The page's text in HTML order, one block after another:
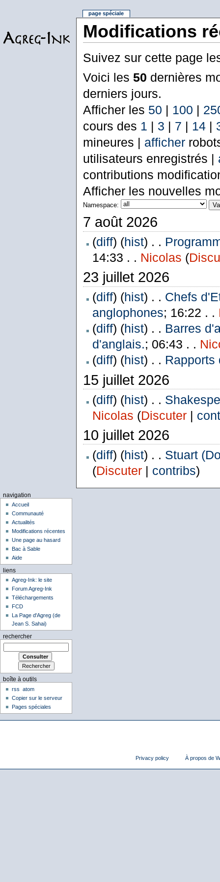
Modifications
Suivez sur cette page
Voici les 50 dernières
derniers jours.
Afficher les 50 | 100 |
cours des 1 | 3 | 7 | 14|
mineures | afficher
utilisateurs enregistrés |
contributions
Afficher les nouvelles
Namespace:
7 août 2026
(diff) (hist) . .
14:33 . . Nicolas (
23 juillet 2026
(diff) (hist) . . Chefs
anglophones; 16:22 . .
(diff) (hist) . . Barres
d'anglais.; 06:43 . .
(diff) (hist) . . Rapports
15 juillet 2026
(diff) (hist) . .
Nicolas (Discuter|
10 juillet 2026
(diff) (hist) . . Stuart
(Discuter| contribs)
page spéciale
navigation
Accueil
Communauté
Actualités
Modifications récentes
Une page au hasard
Bac à Sable
Aide
liens
Agreg-Ink: le site
Forum Agreg-Ink
Téléchargements
FCD
La Page d'Agreg (de
Jean S. Sahai)
rechercher
boîte à outils
rss
atom
Copier sur le serveur
Pages spéciales
Privacy policy À propos de